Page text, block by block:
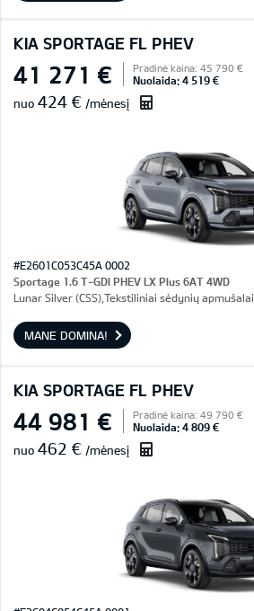
KIA SPORTAGE FL PHEV
41 271 € Pradinė kaina: 45 790 €
Nuolaida: 4 519 €
nuo 424 € /mėnesį
#E2601C053C45A 0002
Sportage 1.6 T-GDI PHEV LX Plus 6AT 4WD
Lunar Silver (CSS),Tekstiliniai sėdynių apmušalai
MANE DOMINA!
KIA SPORTAGE FL PHEV
44 981 € Pradinė kaina: 49 790 €
Nuolaida: 4 809 €
nuo 462 € /mėnesį